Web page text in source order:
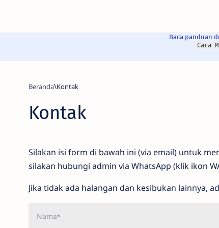
Baca panduan
Cara
Beranda
Kontak
Silakan isi form di bawah ini (via email) untuk
silakan hubungi admin via WhatsApp (klik ikon
Jika tidak ada halangan dan kesibukan lainnya,
Nama